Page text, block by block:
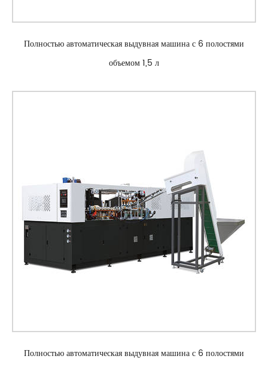
Полностью автоматическая выдувная машина с 6 полостями
объемом 1,5 л
Полностью автоматическая выдувная машина с 6 полостями